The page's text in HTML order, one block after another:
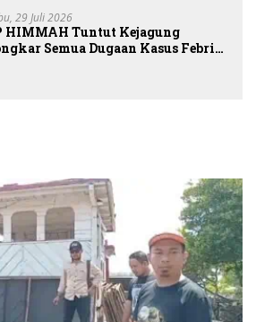
29 Juli 2026
HIMMAH Tuntut Kejagung
Semua Dugaan Kasus Febrie